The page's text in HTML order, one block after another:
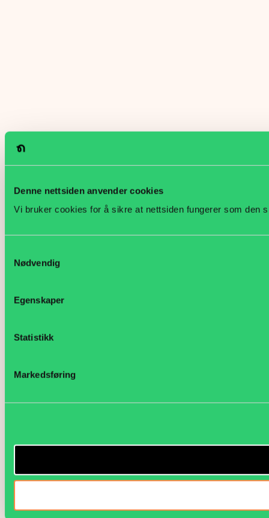
Denne nettsiden anvender cookies
Vi bruker cookies for å sikre at nettsiden fungerer som den
Nødvendig
Egenskaper
Statistikk
Markedsføring